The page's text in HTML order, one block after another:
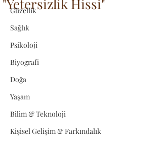
Güzellik
Sağlık
Psikoloji
Biyografi
Doğa
Yaşam
Bilim & Teknoloji
Kişisel Gelişim & Farkındalık
"Yetersizlik Hissi"